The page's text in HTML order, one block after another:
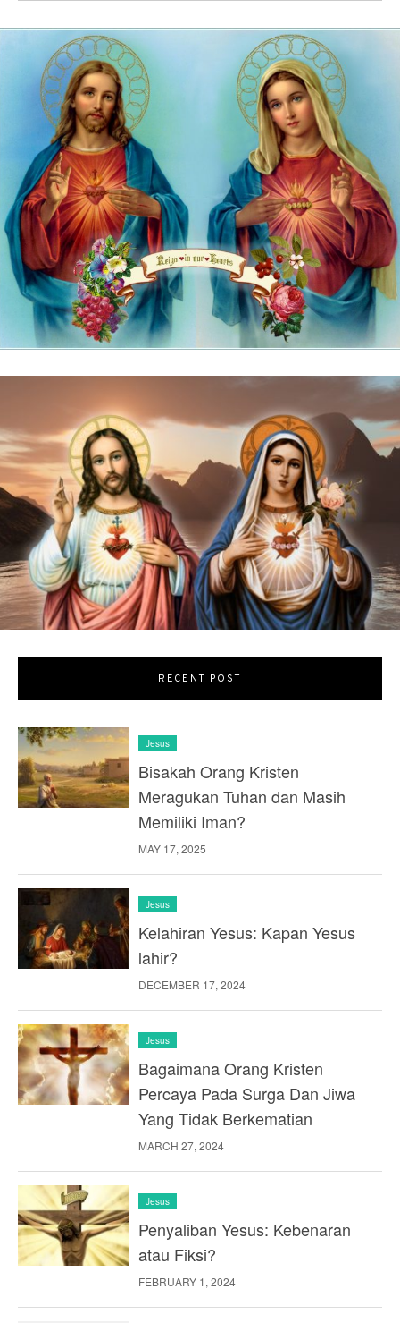
RECENT POST
Jesus
Bisakah Orang Kristen
Meragukan Tuhan dan Masih
Memiliki Iman?
MAY 17, 2025
Jesus
Kelahiran Yesus: Kapan Yesus
lahir?
DECEMBER 17, 2024
Jesus
Bagaimana Orang Kristen
Percaya Pada Surga Dan Jiwa
Yang Tidak Berkematian
MARCH 27, 2024
Jesus
Penyaliban Yesus: Kebenaran
atau Fiksi?
FEBRUARY 1, 2024